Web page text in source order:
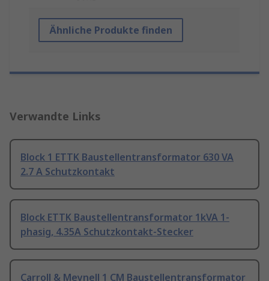
Ähnliche Produkte finden
Verwandte Links
Block 1 ETTK Baustellentransformator 630 VA
2.7 A Schutzkontakt
Block ETTK Baustellentransformator 1kVA 1-
phasig, 4.35A Schutzkontakt-Stecker
Carroll & Meynell 1 CM Baustellentransformator